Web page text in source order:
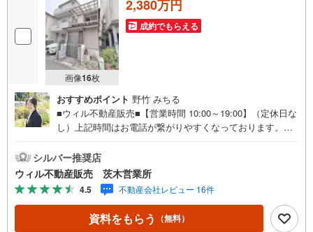
画像16枚
2,380万円
成約でもらえる
おすすめポイント 野竹 みちる
■ウィル不動産販売■【営業時間 10:00～19:00】（定休日な
し）上記時間はお電話が繋がりやすくなっております。ぜ
内・現地を見学する（無料）」ボタンよりご希望の日時を
ご記入いただけますとスムーズにご案内が可能です。◆敷
地面積は50.55平米。◆建築条件のない土地のため、お好き
なハウスメーカー、工務店でご建築いただけます！◆現況
は古家付きのため、再建築の際は建物の取り壊しが必要で
す。詳細につきましてはお問い合わせください。◆阪急京
シルバー推奨店
ウィル不動産販売 茨木営業所
4.5 不動産会社レビュー 16件
資料をもらう （無料）